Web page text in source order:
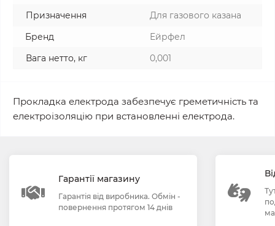
Призначення
Для газового казана
Бренд
Ейрфел
Вага нетто, кг
0,001
Прокладка електрода забезпечує греметичність та
електроізоляцію при встановленні електрода.
Гарантії магазину
Гарантія від виробника. Обмін -
повернення протягом 14 днів